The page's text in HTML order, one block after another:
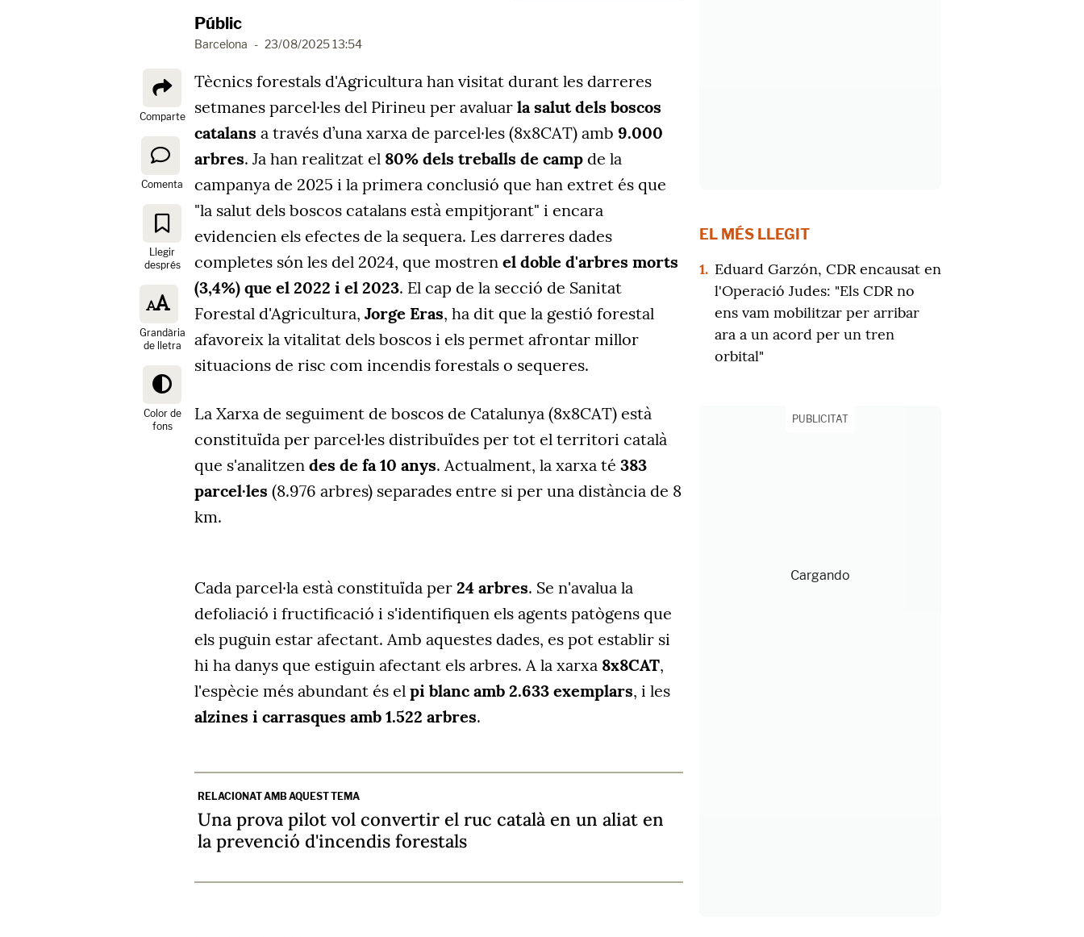
Públic
Barcelona - 23/08/2025 13:54
Comparte
Comenta
Llegir
després
Grandària
de lletra
Color de
fons
Tècnics forestals d'Agricultura han visitat durant les darreres
setmanes parcel·les del Pirineu per avaluar la salut dels boscos
catalans a través d’una xarxa de parcel·les (8x8CAT) amb 9.000
arbres. Ja han realitzat el 80% dels treballs de camp de la
campanya de 2025 i la primera conclusió que han extret és que
"la salut dels boscos catalans està empitjorant" i encara
evidencien els efectes de la sequera. Les darreres dades
completes són les del 2024, que mostren el doble d'arbres morts
(3,4%) que el 2022 i el 2023. El cap de la secció de Sanitat
Forestal d'Agricultura, Jorge Eras, ha dit que la gestió forestal
afavoreix la vitalitat dels boscos i els permet afrontar millor
situacions de risc com incendis forestals o sequeres.
La Xarxa de seguiment de boscos de Catalunya (8x8CAT) està
constituïda per parcel·les distribuïdes per tot el territori català
que s'analitzen des de fa 10 anys. Actualment, la xarxa té 383
parcel·les (8.976 arbres) separades entre si per una distància de 8
km.
Cada parcel·la està constituïda per 24 arbres. Se n'avalua la
defoliació i fructificació i s'identifiquen els agents patògens que
els puguin estar afectant. Amb aquestes dades, es pot establir si
hi ha danys que estiguin afectant els arbres. A la xarxa 8x8CAT,
l'espècie més abundant és el pi blanc amb 2.633 exemplars, i les
alzines i carrasques amb 1.522 arbres.
RELACIONAT AMB AQUEST TEMA
Una prova pilot vol convertir el ruc català en un aliat en
la prevenció d'incendis forestals
EL MÉS LLEGIT
1. Eduard Garzón, CDR encausat en
l'Operació Judes: "Els CDR no
ens vam mobilitzar per arribar
ara a un acord per un tren
orbital"
PUBLICITAT